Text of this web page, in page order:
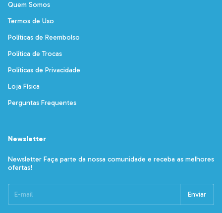
Quem Somos
Termos de Uso
Políticas de Reembolso
Política de Trocas
Políticas de Privacidade
Loja Física
Perguntas Frequentes
Newsletter
Newsletter Faça parte da nossa comunidade e receba as melhores
ofertas!